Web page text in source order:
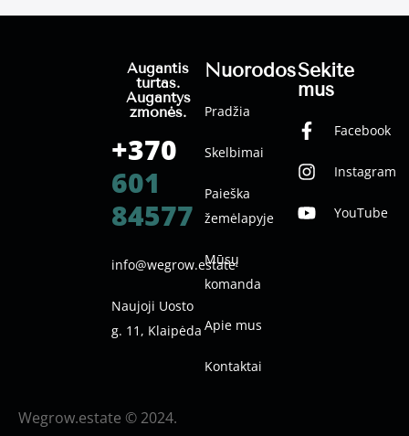
Nuorodos
Pradžia
Skelbimai
Paieška
žemėlapyje
Mūsų
komanda
Apie mus
Kontaktai
Sekite
mus
Facebook
Instagram
YouTube
Augantis
turtas.
Augantys
žmonės.
+370
601
84577
info@wegrow.estate
Naujoji Uosto
g. 11, Klaipėda
Wegrow.estate © 2024.